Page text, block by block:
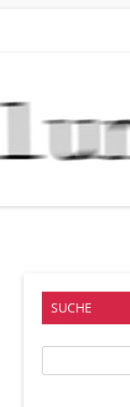
SUCHE
nach: